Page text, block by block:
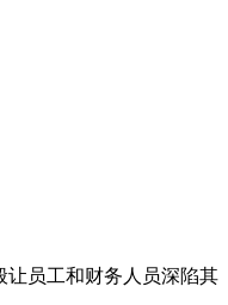
让员工和财务人员深陷其